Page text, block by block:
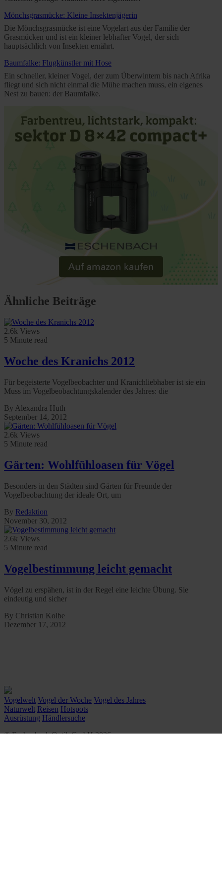
Mönchsgrasmücke: Kleine Insektenjägerin
Die Mönchsgrasmücke ist eine Vogelart aus der Familie der
Grasmücken und ist ein kleiner lebhafter Vogel, der sich
hauptsächlich von Insekten ernährt.
Baumfalke: Flugkünstler mit Hose
Ein schneller, kleiner Vogel, der zum Überwintern bis nach Afrika
fliegt und sich nicht einmal die Mühe machen muss, ein eigenes
Nest zu bauen: der Baumfalke.
Ähnliche Beiträge
2.6k Views
5 Minute read
Woche des Kranichs 2012
Für begeisterte Vogelbeobachter und Kranichliebhaber ist sie ein
Muss im Vogelbeobachtungskalender des Jahres: die
By Alexandra Huth
September 14, 2012
2.6k Views
5 Minute read
Gärten: Wohlfühloasen für Vögel
Besonders in den Städten sind Gärten für Freunde der
Vogelbeobachtung der ideale Ort, um
By Redaktion
November 30, 2012
2.6k Views
5 Minute read
Vogelbestimmung leicht gemacht
Vögel zu erspähen, ist in der Regel eine leichte Übung. Sie
eindeutig und sicher
By Christian Kolbe
Dezember 17, 2012
Vogelwelt Vogel der Woche Vogel des Jahres
Naturwelt Reisen Hotspots
Ausrüstung Händlersuche
© Eschenbach Optik GmbH 2026